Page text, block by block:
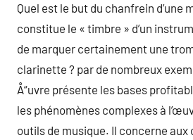
Quel est le but du chanfrein d’une
constitue le « timbre » d’un
de marquer certainement une
clarinette ? par de nombreux
Å“uvre présente les bases
les phénomènes complexes à
outils de musique. Il concerne aux